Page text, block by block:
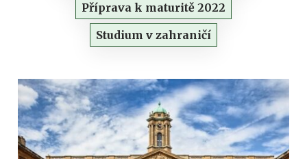
Příprava k maturitě 2022
Studium v zahraničí